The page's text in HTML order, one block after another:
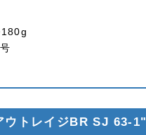
トレイジBR SJ 63-1"